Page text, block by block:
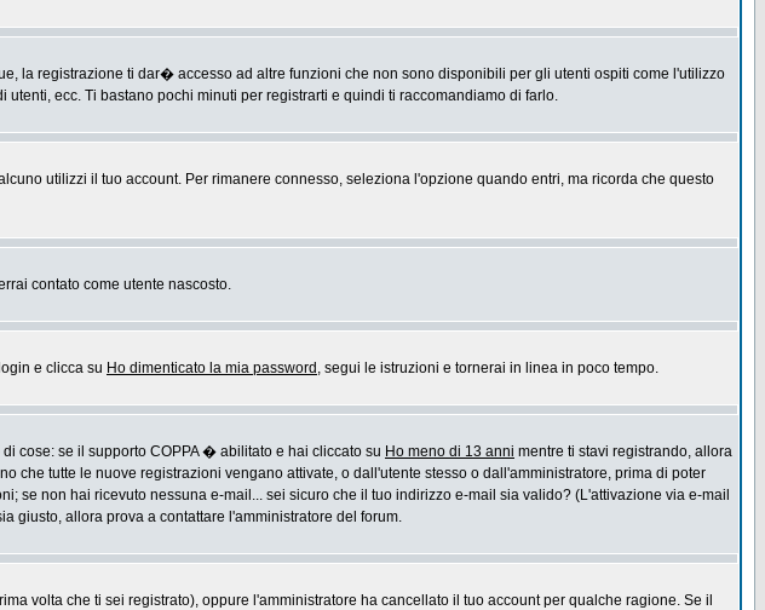
la registrazione ti dar� accesso ad altre funzioni che non sono disponibili per gli utenti ospiti come l'utilizzo
ecc. Ti bastano pochi minuti per registrarti e quindi ti raccomandiamo di farlo.
utilizzi il tuo account. Per rimanere connesso, seleziona l'opzione quando entri, ma ricorda che questo
contato come utente nascosto.
e clicca su Ho dimenticato la mia password , segui le istruzioni e tornerai in linea in poco tempo.
cose: se il supporto COPPA � abilitato e hai cliccato su Ho meno di 13 anni mentre ti stavi registrando, allora
tutte le nuove registrazioni vengano attivate, o dall'utente stesso o dall'amministratore, prima di poter
non hai ricevuto nessuna e-mail... sei sicuro che il tuo indirizzo e-mail sia valido? (L'attivazione via e-mail
giusto, allora prova a contattare l'amministratore del forum.
volta che ti sei registrato), oppure l'amministratore ha cancellato il tuo account per qualche ragione. Se il